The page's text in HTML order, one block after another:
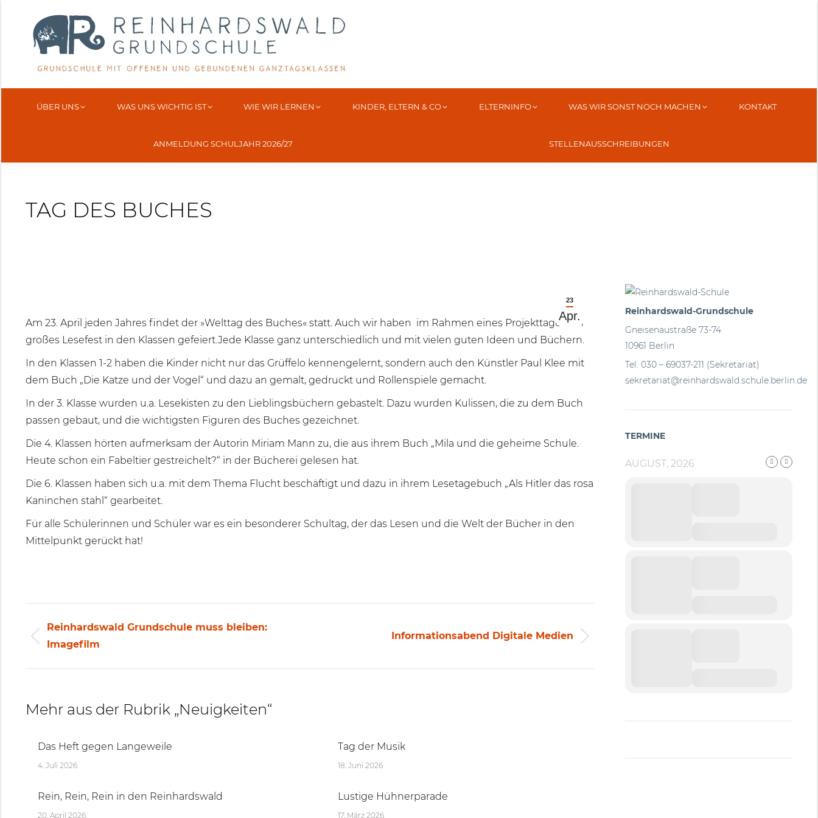
ÜBER UNS WAS UNS WICHTIG IST WIE WIR LERNEN KINDER, ELTERN & CO ELTERNINFO WAS WIR SONST NOCH MACHEN KONTAKT
ANMELDUNG SCHULJAHR 2026/27 STELLENAUSSCHREIBUNGEN
TAG DES BUCHES
23
Apr.
Am 23. April jeden Jahres findet der »Welttag des Buches« statt. Auch wir haben im Rahmen eines Projekttages ein
großes Lesefest in den Klassen gefeiert.Jede Klasse ganz unterschiedlich und mit vielen guten Ideen und Büchern.
In den Klassen 1-2 haben die Kinder nicht nur das Grüffelo kennengelernt, sondern auch den Künstler Paul Klee mit
dem Buch „Die Katze und der Vogel“ und dazu an gemalt, gedruckt und Rollenspiele gemacht.
In der 3. Klasse wurden u.a. Lesekisten zu den Lieblingsbüchern gebastelt. Dazu wurden Kulissen, die zu dem Buch
passen gebaut, und die wichtigsten Figuren des Buches gezeichnet.
Die 4. Klassen hörten aufmerksam der Autorin Miriam Mann zu, die aus ihrem Buch „Mila und die geheime Schule.
Heute schon ein Fabeltier gestreichelt?“ in der Bücherei gelesen hat.
Die 6. Klassen haben sich u.a. mit dem Thema Flucht beschäftigt und dazu in ihrem Lesetagebuch „Als Hitler das rosa
Kaninchen stahl“ gearbeitet.
Für alle Schülerinnen und Schüler war es ein besonderer Schultag, der das Lesen und die Welt der Bücher in den
Mittelpunkt gerückt hat!
Beitragsnavigation
Vorheriger
Reinhardswald Grundschule muss bleiben:
Imagefilm
Informationsabend Digitale Medien
Mehr aus der Rubrik „Neuigkeiten“
Das Heft gegen Langeweile
4. Juli 2026
Tag der Musik
18. Juni 2026
Rein, Rein, Rein in den Reinhardswald
20. April 2026
Lustige Hühnerparade
17. März 2026
Reinhardswald-Grundschule
Gneisenaustraße 73-74
10961 Berlin
Tel. 030 – 69037-211 (Sekretariat)
sekretariat@reinhardswald.schule.berlin.de
TERMINE
AUGUST, 2026